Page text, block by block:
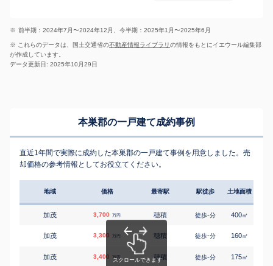
※ 前半期：2024年7月〜2024年12月、今半期：2025年1月〜2025年6月
※ これらのデータは、国土交通省の不動産情報ライブラリの情報をもとにイエウール編集部
が作成しています。
データ更新日: 2025年10月29日
本巣郡の一戸建て成約事例
直近1年間で実際に成約した本巣郡の一戸建て事例を用意しました。売
却価格の参考情報としてお役立てください。
地域 価格 最寄駅 駅徒歩 土地面積
加茂 3,700 万円 穂積 徒歩-分 400㎡
加茂 3,300 万円 穂積 徒歩-分 160㎡
加茂 3,400 万円 穂積 徒歩-分 175㎡